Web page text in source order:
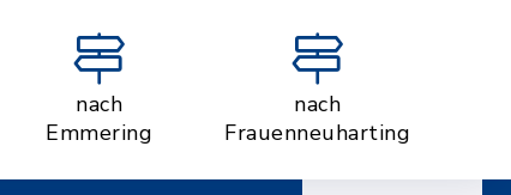
nach
Emmering
nach
Frauenneuharting